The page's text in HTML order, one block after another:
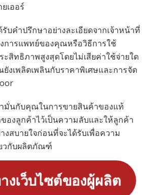
เออร์
บคำปรึกษาอย่างละเอียดจากเจ้าหน้าที่
งการแพทย์ของคุณหรือวิธีการใช้
สิทธิภาพสูงสุดโดยไม่เสียค่าใช้จ่ายใด
งเพลิดเพลินกับราคาพิเศษและการจัด
มั่นกับคุณในการขายสินค้าของแท้
องลูกค้าไว้เป็นความลับและให้ลูกค้า
งสบายใจก่อนที่จะได้รับเพื่อความ
วกับผลิตภัณฑ์
งเว็บไซต์ของผู้ผลิต